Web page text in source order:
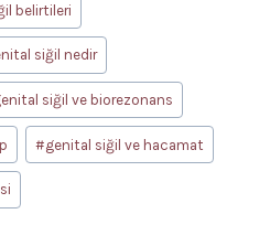
belirtileri
siğil nedir
siğil ve biorezonans
#genital siğil ve hacamat